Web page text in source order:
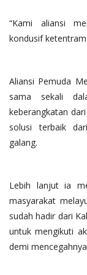
“Kami aliansi
kondusif
Aliansi Pemuda
sama sekali
keberangkatan
solusi terbaik
galang.
Lebih lanjut ia
masyarakat
sudah hadir dari
untuk mengikuti
demi